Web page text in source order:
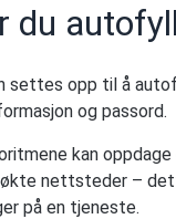
du autofyll
settes opp til å
og passord.
kan
nettsteder –
på en tjeneste.